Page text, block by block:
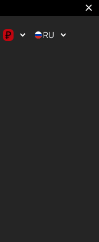
₽ RU